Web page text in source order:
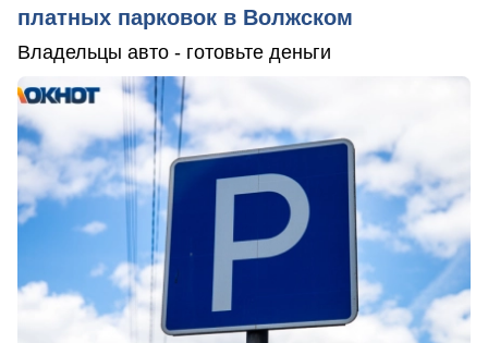
платных парковок в Волжском
Владельцы авто - готовьте деньги